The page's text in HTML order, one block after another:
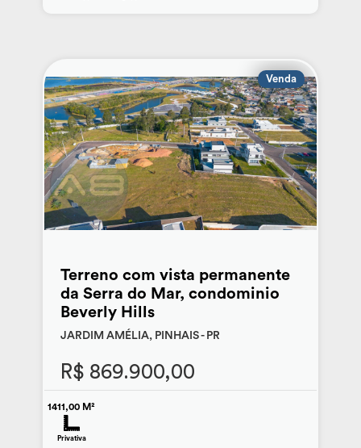
Venda
Terreno com vista permanente
da Serra do Mar, condominio
Beverly Hills
JARDIM AMÉLIA, PINHAIS - PR
R$ 869.900,00
1411,00 M²
Privativa